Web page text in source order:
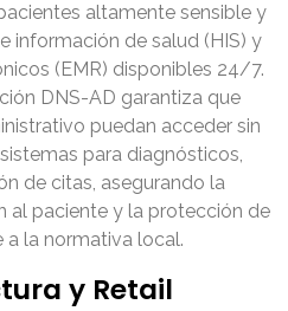
altamente sensible y
información de salud (HIS) y
(EMR) disponibles 24/7.
DNS-AD garantiza que
puedan acceder sin
para diagnósticos,
de citas, asegurando la
al paciente y la protección de
la normativa local.
y Retail